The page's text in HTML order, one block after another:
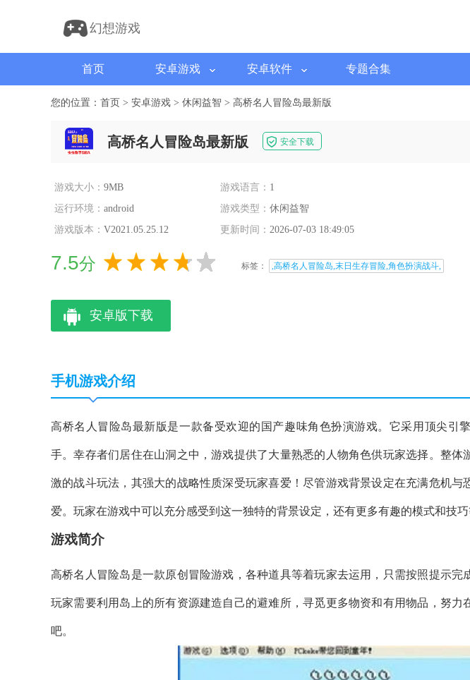
幻想游戏
首页 安卓游戏 安卓软件 专题合集
您的位置： 首页 > 安卓游戏 > 休闲益智 > 高桥名人冒险岛最新版
高桥名人冒险岛最新版 安全下载
游戏大小： 9MB 游戏语言： 1
运行环境： android 游戏类型： 休闲益智
游戏版本： V2021.05.25.12 更新时间： 2026-07-03 18:49:05
7.5分 标签： ,高桥名人冒险岛,末日生存冒险,角色扮演战斗,
安卓版下载
手机游戏介绍
高桥名人冒险岛最新版是一款备受欢迎的国产趣味角色扮演游戏。它采用顶尖引
手。幸存者们居住在山洞之中，游戏提供了大量熟悉的人物角色供玩家选择。整体
激的战斗玩法，其强大的战略性质深受玩家喜爱！尽管游戏背景设定在充满危机与
爱。玩家在游戏中可以充分感受到这一独特的背景设定，还有更多有趣的模式和技巧
游戏简介
高桥名人冒险岛是一款原创冒险游戏，各种道具等着玩家去运用，只需按照提示完
玩家需要利用岛上的所有资源建造自己的避难所，寻觅更多物资和有用物品，努力
吧。